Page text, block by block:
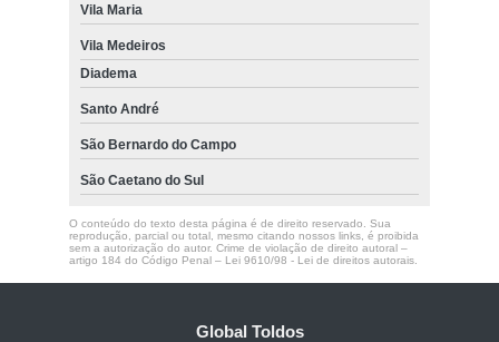
Vila Maria
Vila Medeiros
Diadema
Santo André
São Bernardo do Campo
São Caetano do Sul
O conteúdo do texto desta página é de direito reservado. Sua
reprodução, parcial ou total, mesmo citando nossos links, é proibida
sem a autorização do autor. Crime de violação de direito autoral –
artigo 184 do Código Penal – Lei 9610/98 - Lei de direitos autorais.
Global Toldos